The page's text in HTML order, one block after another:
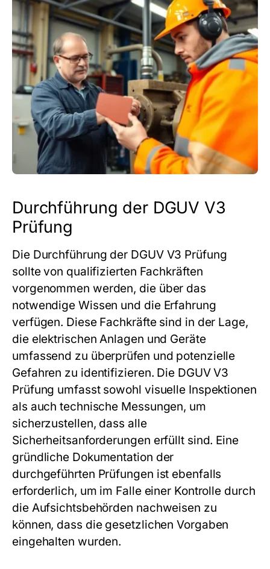
Durchführung der DGUV V3
Prüfung
Die Durchführung der DGUV V3 Prüfung
sollte von qualifizierten Fachkräften
vorgenommen werden, die über das
notwendige Wissen und die Erfahrung
verfügen. Diese Fachkräfte sind in der Lage,
die elektrischen Anlagen und Geräte
umfassend zu überprüfen und potenzielle
Gefahren zu identifizieren. Die DGUV V3
Prüfung umfasst sowohl visuelle Inspektionen
als auch technische Messungen, um
sicherzustellen, dass alle
Sicherheitsanforderungen erfüllt sind. Eine
gründliche Dokumentation der
durchgeführten Prüfungen ist ebenfalls
erforderlich, um im Falle einer Kontrolle durch
die Aufsichtsbehörden nachweisen zu
können, dass die gesetzlichen Vorgaben
eingehalten wurden.